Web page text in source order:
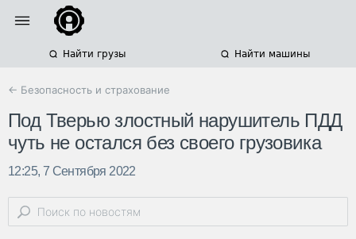
Найти грузы Найти машины
← Безопасность и страхование
Под Тверью злостный нарушитель ПДД
чуть не остался без своего грузовика
12:25, 7 Сентября 2022